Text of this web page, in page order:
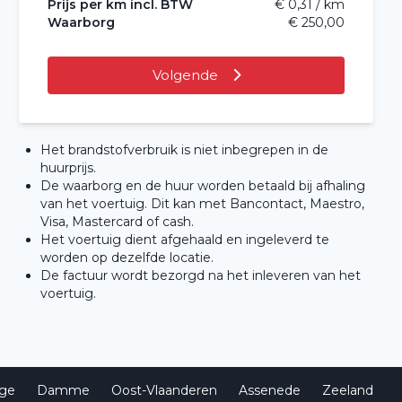
Prijs per km incl. BTW
€ 0,31 / km
Waarborg
€ 250,00
Volgende
Het brandstofverbruik is niet inbegrepen in de
huurprijs.
De waarborg en de huur worden betaald bij afhaling
van het voertuig. Dit kan met Bancontact, Maestro,
Visa, Mastercard of cash.
Het voertuig dient afgehaald en ingeleverd te
worden op dezelfde locatie.
De factuur wordt bezorgd na het inleveren van het
voertuig.
Damme Oost-Vlaanderen Assenede Zeeland